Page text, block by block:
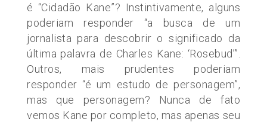
é “Cidadão Kane”? Instintivamente, alguns
poderiam responder “a busca de um
jornalista para descobrir o significado da
última palavra de Charles Kane: ‘Rosebud’”.
Outros, mais prudentes poderiam
responder “é um estudo de personagem”,
mas que personagem? Nunca de fato
vemos Kane por completo, mas apenas seu